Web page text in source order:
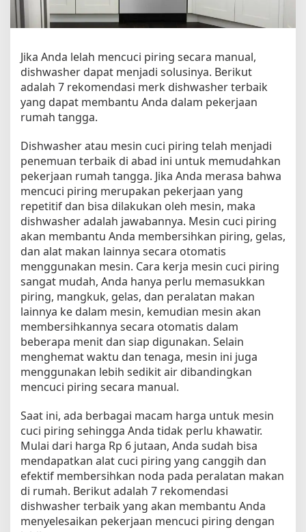
n
P
n
c
u
c
i
r
i
n
g
T
e
r
b
a
k
E
f
e
k
t
i
M
e
n
g
i
l
a
n
Jika Anda lelah mencuci piring secara manual,
dishwasher dapat menjadi solusinya. Berikut
adalah 7 rekomendasi merk dishwasher terbaik
yang dapat membantu Anda dalam pekerjaan
rumah tangga.
Dishwasher atau mesin cuci piring telah menjadi
penemuan terbaik di abad ini untuk memudahkan
pekerjaan rumah tangga. Jika Anda merasa bahwa
mencuci piring merupakan pekerjaan yang
repetitif dan bisa dilakukan oleh mesin, maka
dishwasher adalah jawabannya. Mesin cuci piring
akan membantu Anda membersihkan piring, gelas,
dan alat makan lainnya secara otomatis
menggunakan mesin. Cara kerja mesin cuci piring
sangat mudah, Anda hanya perlu memasukkan
piring, mangkuk, gelas, dan peralatan makan
lainnya ke dalam mesin, kemudian mesin akan
membersihkannya secara otomatis dalam
beberapa menit dan siap digunakan. Selain
menghemat waktu dan tenaga, mesin ini juga
menggunakan lebih sedikit air dibandingkan
mencuci piring secara manual.
Saat ini, ada berbagai macam harga untuk mesin
cuci piring sehingga Anda tidak perlu khawatir.
Mulai dari harga Rp 6 jutaan, Anda sudah bisa
mendapatkan alat cuci piring yang canggih dan
efektif membersihkan noda pada peralatan makan
di rumah. Berikut adalah 7 rekomendasi
dishwasher terbaik yang akan membantu Anda
menyelesaikan pekerjaan mencuci piring dengan